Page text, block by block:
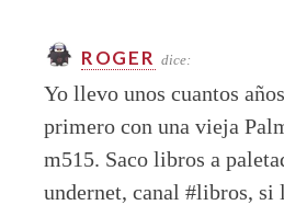
ROGER dice:
Yo llevo unos cuantos
primero con una vieja
m515. Saco libros a
undernet, canal #libros, si